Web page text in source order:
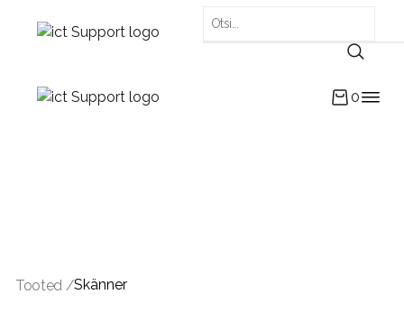
0
Tooted /Skänner